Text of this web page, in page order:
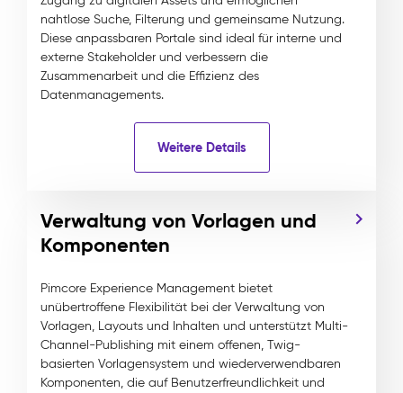
nahtlose Suche, Filterung und gemeinsame Nutzung.
Diese anpassbaren Portale sind ideal für interne und
externe Stakeholder und verbessern die
Zusammenarbeit und die Effizienz des
Datenmanagements.
Weitere Details
Verwaltung von Vorlagen und
Komponenten
Pimcore Experience Management bietet
unübertroffene Flexibilität bei der Verwaltung von
Vorlagen, Layouts und Inhalten und unterstützt Multi-
Channel-Publishing mit einem offenen, Twig-
basierten Vorlagensystem und wiederverwendbaren
Komponenten, die auf Benutzerfreundlichkeit und